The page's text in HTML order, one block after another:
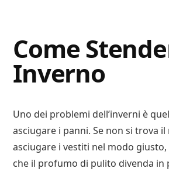
Advisory
Come
Inverno
Uno dei problemi dell’inverni è
asciugare i panni. Se non si trova
asciugare i vestiti nel modo giusto,
che il profumo di pulito divenda in